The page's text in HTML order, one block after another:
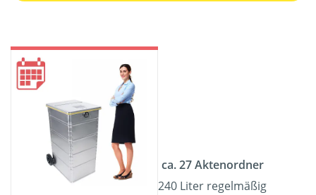
ca. 27 Aktenordner
240 Liter regelmäßig